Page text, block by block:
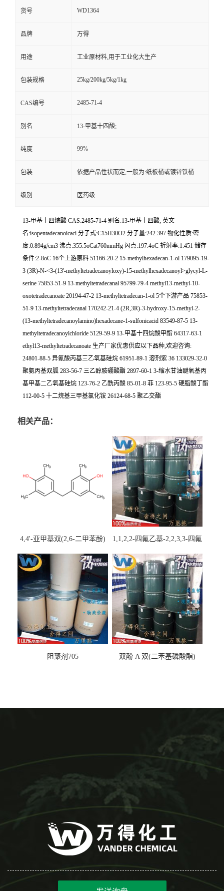
货号 WD1364
品牌 万得
用途 工业原材料,用于工业化大生产
包装规格 25kg/200kg/5kg/1kg
CAS编号 2485-71-4
别名 13-甲基十四酸;
纯度 99%
包装 依据产品性状而定,一般为:纸板桶或镀锌铁桶
级别 医药级
13-甲基十四烷酸 CAS:2485-71-4 别名:13-甲基十四酸; 英文
名:isopentadecanoicaci 分子式:C15H30O2 分子量:242.397 物化性质:密
度:0.894g/cm3 沸点:355.5oCat760mmHg 闪点:197.4oC 折射率:1.451 储存
条件:2-8oC 16个上游原料 51166-20-2 15-methylhexadecan-1-ol 179095-19-
3 (3R)-N-<3-(13'-methyltetradecanoyloxy)-15-methylhexadecanoyl>glycyl-L-
serine 75853-51-9 13-methyltetradecanal 95799-79-4 methyl13-methyl-10-
oxotetradecanoate 20194-47-2 13-methyltetradecan-1-ol 5个下游产品 75853-
51-9 13-methyltetradecanal 170242-21-4 (2R,3R)-3-hydroxy-15-methyl-2-
(13-methyltetradecanoylamino)hexadecane-1-sulfonicacid 83549-87-5 13-
methyltetradecanoylchloride 5129-59-9 13-甲基十四烷酸甲酯 64317-63-1
ethyl13-methyltetradecanoate 生产厂家优惠供应以下品种,欢迎咨询:
24801-88-5 异氰酸丙基三乙氧基硅烷 61951-89-1 溶剂紫 36 133029-32-0
聚氨丙基双胍 283-56-7 三乙醇胺硼酸酯 2897-60-1 3-缩水甘油醚氧基丙
基甲基二乙氧基硅烷 123-76-2 乙酰丙酸 85-01-8 菲 123-95-5 硬脂酸丁酯
112-00-5 十二烷基三甲基氯化铵 26124-68-5 聚乙交酯
相关产品：
4,4'-亚甲基双(2,6-二甲苯酚)
1,1,2,2-四氟乙基-2,2,3,3-四氟
阻聚剂705 双酚 A 双(二苯基磷酸酯)